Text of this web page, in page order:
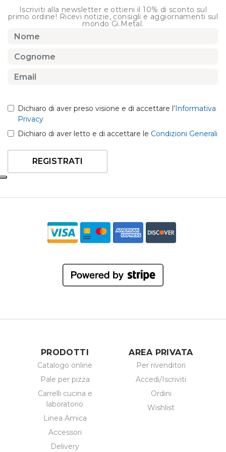
Iscriviti alla newsletter e ottieni il 10% di sconto sul
primo ordine! Ricevi notizie, consigli e aggiornamenti sul
mondo Gi.Metal.
Dichiaro di aver preso visione e di accettare l’Informativa
Privacy
Dichiaro di aver letto e di accettare le Condizioni Generali
REGISTRATI
PRODOTTI
Catalogo online
Pale per pizza
Carrelli cucina e
laboratorio
Linea Amica
Accessori
Delivery
AREA PRIVATA
Per rivenditori
Accedi/Iscriviti
Ordini
Wishlist